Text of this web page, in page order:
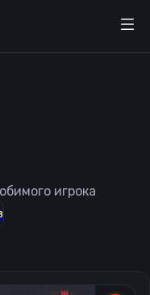
игрока